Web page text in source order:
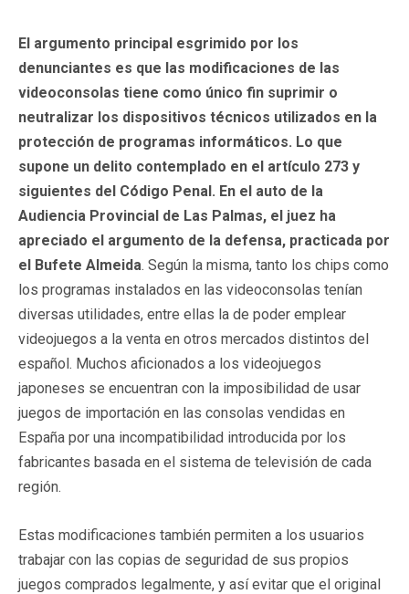
El argumento principal esgrimido por los
denunciantes es que las modificaciones de las
videoconsolas tiene como único fin suprimir o
neutralizar los dispositivos técnicos utilizados en la
protección de programas informáticos. Lo que
supone un delito contemplado en el artículo 273 y
siguientes del Código Penal. En el auto de la
Audiencia Provincial de Las Palmas, el juez ha
apreciado el argumento de la defensa, practicada por
el Bufete Almeida. Según la misma, tanto los chips como
los programas instalados en las videoconsolas tenían
diversas utilidades, entre ellas la de poder emplear
videojuegos a la venta en otros mercados distintos del
español. Muchos aficionados a los videojuegos
japoneses se encuentran con la imposibilidad de usar
juegos de importación en las consolas vendidas en
España por una incompatibilidad introducida por los
fabricantes basada en el sistema de televisión de cada
región.
Estas modificaciones también permiten a los usuarios
trabajar con las copias de seguridad de sus propios
juegos comprados legalmente, y así evitar que el original